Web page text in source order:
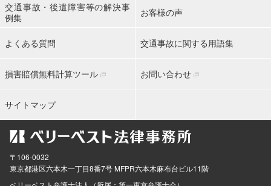
交通事故・後遺障害等の解決事
例集
お客様の声
よくある質問 交通事故に関する用語集
損害賠償無料計算ツール お問い合わせ
サイトマップ
〒106-0032
東京都港区六本木一丁目8番7号 MFPR六本木麻布台ビル11階